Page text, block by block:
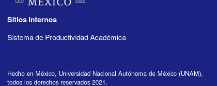
Sitios internos
Sistema de Productividad Académica
Hecho en México, Universidad Nacional Autónoma de México (UNAM),
todos los derechos reservados 2021.